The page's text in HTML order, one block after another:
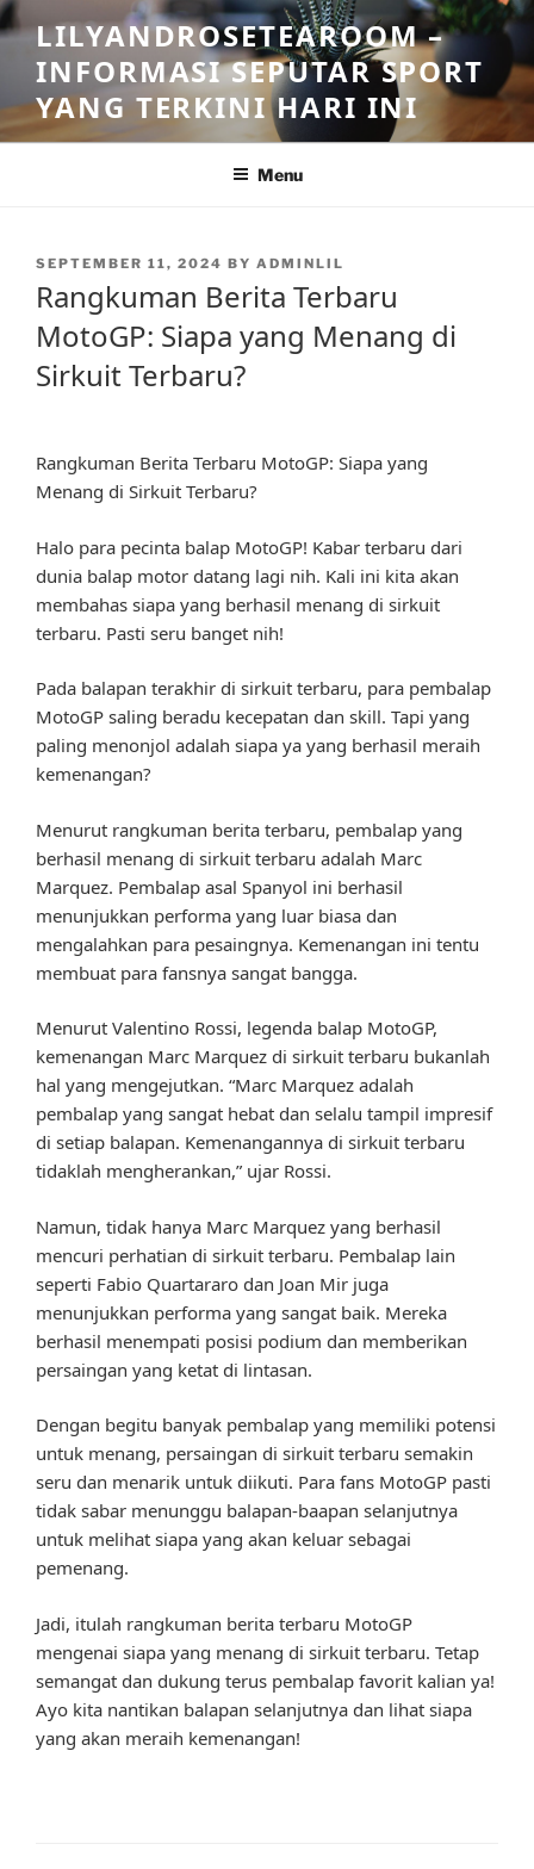
Skip
to
content
LILYANDROSETEAROOM –
INFORMASI SEPUTAR SPORT
YANG TERKINI HARI INI
Menu
POSTED
SEPTEMBER 11, 2024 BY ADMINLIL
Rangkuman Berita Terbaru
MotoGP: Siapa yang Menang di
Sirkuit Terbaru?
Rangkuman Berita Terbaru MotoGP: Siapa yang
Menang di Sirkuit Terbaru?
Halo para pecinta balap MotoGP! Kabar terbaru dari
dunia balap motor datang lagi nih. Kali ini kita akan
membahas siapa yang berhasil menang di sirkuit
terbaru. Pasti seru banget nih!
Pada balapan terakhir di sirkuit terbaru, para pembalap
MotoGP saling beradu kecepatan dan skill. Tapi yang
paling menonjol adalah siapa ya yang berhasil meraih
kemenangan?
Menurut rangkuman berita terbaru, pembalap yang
berhasil menang di sirkuit terbaru adalah Marc
Marquez. Pembalap asal Spanyol ini berhasil
menunjukkan performa yang luar biasa dan
mengalahkan para pesaingnya. Kemenangan ini tentu
membuat para fansnya sangat bangga.
Menurut Valentino Rossi, legenda balap MotoGP,
kemenangan Marc Marquez di sirkuit terbaru bukanlah
hal yang mengejutkan. “Marc Marquez adalah
pembalap yang sangat hebat dan selalu tampil impresif
di setiap balapan. Kemenangannya di sirkuit terbaru
tidaklah mengherankan,” ujar Rossi.
Namun, tidak hanya Marc Marquez yang berhasil
mencuri perhatian di sirkuit terbaru. Pembalap lain
seperti Fabio Quartararo dan Joan Mir juga
menunjukkan performa yang sangat baik. Mereka
berhasil menempati posisi podium dan memberikan
persaingan yang ketat di lintasan.
Dengan begitu banyak pembalap yang memiliki potensi
untuk menang, persaingan di sirkuit terbaru semakin
seru dan menarik untuk diikuti. Para fans MotoGP pasti
tidak sabar menunggu balapan-baapan selanjutnya
untuk melihat siapa yang akan keluar sebagai
pemenang.
Jadi, itulah rangkuman berita terbaru MotoGP
mengenai siapa yang menang di sirkuit terbaru. Tetap
semangat dan dukung terus pembalap favorit kalian ya!
Ayo kita nantikan balapan selanjutnya dan lihat siapa
yang akan meraih kemenangan!